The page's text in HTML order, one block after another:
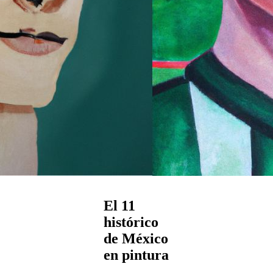
El 11
histórico
de México
en pintura